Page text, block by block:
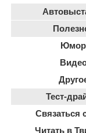
Юмор
Тест-
Связаться
Читать в